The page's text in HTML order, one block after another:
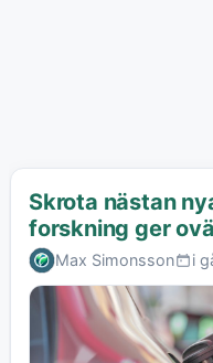
Skrota nästan
forskning ger
Max Simonsson i